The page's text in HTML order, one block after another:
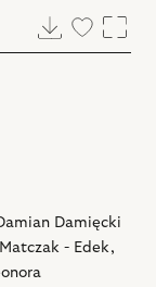
Pobierz
Dodaj
Damięcki
- Edek,